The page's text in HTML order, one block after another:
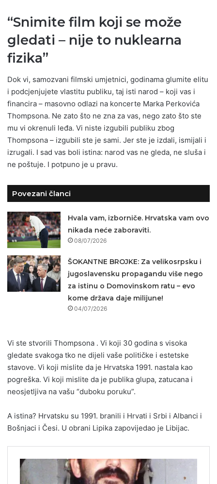
“Snimite film koji se može
gledati – nije to nuklearna
fizika”
Dok vi, samozvani filmski umjetnici, godinama glumite elitu
i podcjenjujete vlastitu publiku, taj isti narod – koji vas i
financira – masovno odlazi na koncerte Marka Perkovića
Thompsona. Ne zato što ne zna za vas, nego zato što ste
mu vi okrenuli leđa. Vi niste izgubili publiku zbog
Thompsona – izgubili ste je sami. Jer ste je izdali, ismijali i
izrugali. I sad vas boli istina: narod vas ne gleda, ne sluša i
ne poštuje. I potpuno je u pravu.
Povezani članci
Hvala vam, izborniče. Hrvatska vam ovo
nikada neće zaboraviti.
08/07/2026
ŠOKANTNE BROJKE: Za velikosrpsku i
jugoslavensku propagandu više nego
za istinu o Domovinskom ratu – evo
kome država daje milijune!
04/07/2026
Vi ste stvorili Thompsona . Vi koji 30 godina s visoka
gledate svakoga tko ne dijeli vaše političke i estetske
stavove. Vi koji mislite da je Hrvatska 1991. nastala kao
pogreška. Vi koji mislite da je publika glupa, zatucana i
neosjetljiva na vašu “duboku poruku”.
A istina? Hrvatsku su 1991. branili i Hrvati i Srbi i Albanci i
Bošnjaci i Česi. U obrani Lipika zapovijedao je Libijac.